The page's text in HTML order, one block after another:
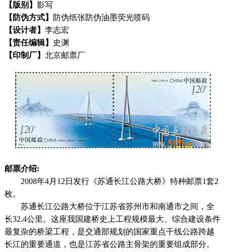
【版别】 影写
【防伪方式】
防伪纸张防伪油墨荧光喷码
【设计者】 李志宏
【责任编辑】
史渊
【印制厂】 北京邮票厂
邮票介绍:
2008年4月12日发行《苏通长江公路大桥》特种邮票1套2
枚。
苏通长江公路大桥位于江苏省苏州市和南通市之间，全
长32.4公里。这座我国建桥史上工程规模最大、综合建设条件
最复杂的桥梁工程，是交通部规划的国家重点干线公路跨越
长江的重要通道，也是江苏省公路主骨架的重要组成部分。